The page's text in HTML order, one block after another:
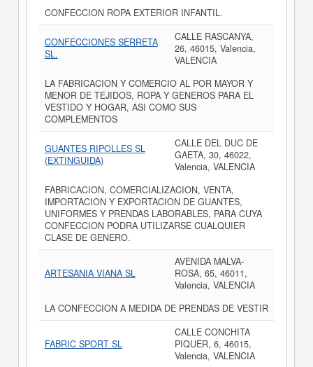
CONFECCION ROPA EXTERIOR INFANTIL.
CONFECCIONES SERRETA
SL.
CALLE RASCANYA,
26, 46015, Valencia,
VALENCIA
LA FABRICACION Y COMERCIO AL POR MAYOR Y
MENOR DE TEJIDOS, ROPA Y GENEROS PARA EL
VESTIDO Y HOGAR, ASI COMO SUS
COMPLEMENTOS
GUANTES RIPOLLES SL
(EXTINGUIDA)
CALLE DEL DUC DE
GAETA, 30, 46022,
Valencia, VALENCIA
FABRICACION, COMERCIALIZACION, VENTA,
IMPORTACION Y EXPORTACION DE GUANTES,
UNIFORMES Y PRENDAS LABORABLES, PARA CUYA
CONFECCION PODRA UTILIZARSE CUALQUIER
CLASE DE GENERO.
ARTESANIA VIANA SL
AVENIDA MALVA-
ROSA, 65, 46011,
Valencia, VALENCIA
LA CONFECCION A MEDIDA DE PRENDAS DE VESTIR
FABRIC SPORT SL
CALLE CONCHITA
PIQUER, 6, 46015,
Valencia, VALENCIA